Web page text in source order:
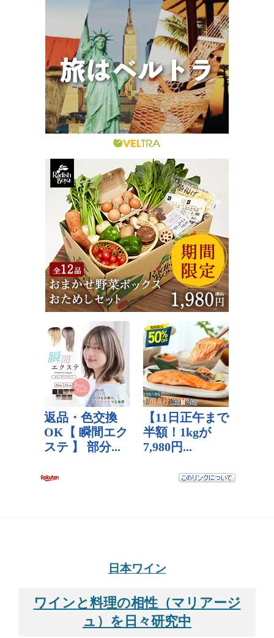
日本ワイン
ワインと料理の相性（マリアージ
ュ）を日々研究中